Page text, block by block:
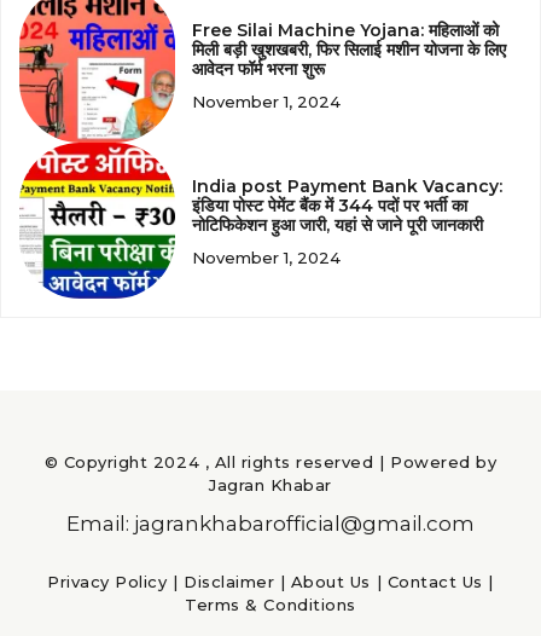
Free Silai Machine Yojana: महिलाओं को
मिली बड़ी खुशखबरी, फिर सिलाई मशीन योजना के लिए
आवेदन फॉर्म भरना शुरू
November 1, 2024
India post Payment Bank Vacancy:
इंडिया पोस्ट पेमेंट बैंक में 344 पदों पर भर्ती का
नोटिफिकेशन हुआ जारी, यहां से जाने पूरी जानकारी
November 1, 2024
© Copyright 2024 , All rights reserved | Powered by
Jagran Khabar
Email: jagrankhabarofficial@gmail.com
Privacy Policy | Disclaimer | About Us | Contact Us |
Terms & Conditions